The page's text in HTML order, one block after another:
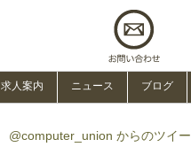
求人案内 ニュース ブログ
@computer_union からのツイー